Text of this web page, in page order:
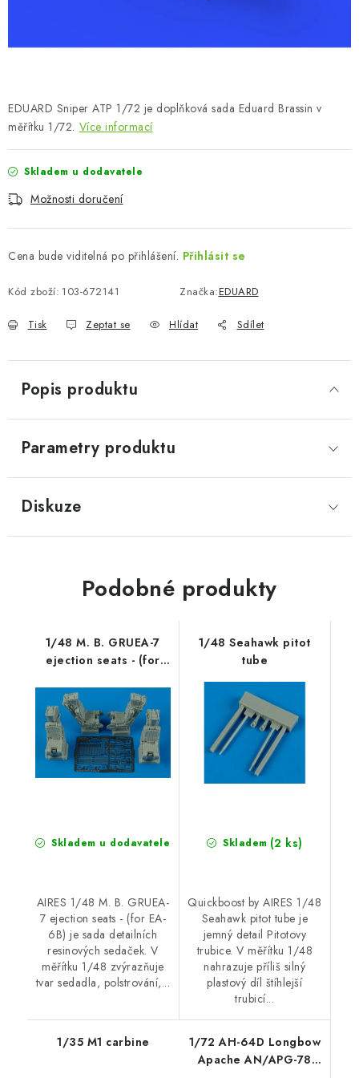
Podmínky ochrany osobních údajů
Reklamační řád
Velkoobchod (B2B)
EDUARD Sniper ATP 1/72 je doplňková sada Eduard Brassin v
měřítku 1/72. Více informací
Skladem u dodavatele
Možnosti doručení
Cena bude viditelná po přihlášení. Přihlásit se
Kód zboží: 103-672141 Značka:EDUARD
Tisk Zeptat se Hlídat Sdílet
Popis produktu
Parametry produktu
Diskuze
Podobné produkty
1/48 M. B. GRUEA-7
ejection seats - (for
Skladem u dodavatele
AIRES 1/48 M. B. GRUEA-
7 ejection seats - (for EA-
6B) je sada detailních
resinových sedaček. V
měřítku 1/48 zvýrazňuje
tvar sedadla, polstrování,...
1/48 Seahawk pitot
tube
Skladem (2 ks)
Quickboost by AIRES 1/48
Seahawk pitot tube je
jemný detail Pitotovy
trubice. V měřítku 1/48
nahrazuje příliš silný
plastový díl štíhlejší
trubicí...
1/35 M1 carbine
1/72 AH-64D Longbow
Apache AN/APG-78